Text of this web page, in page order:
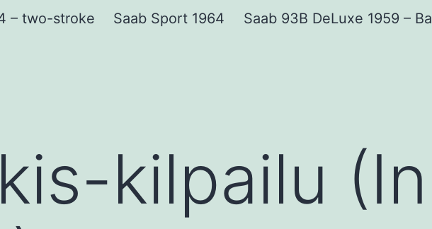
– two-stroke Saab Sport 1964 Saab 93B DeLuxe 1959 –
kilpailu